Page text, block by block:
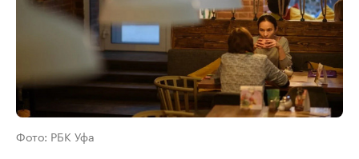
Фото: РБК Уфа